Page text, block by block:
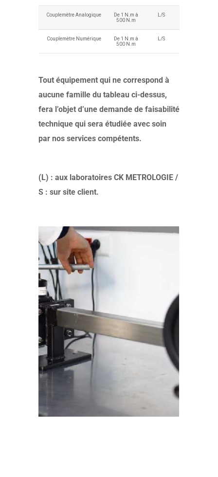
Couplemètre Analogique
De 1 N.m à
500 N.m
L/S
Couplemètre Numérique
De 1 N.m à
500 N.m
L/S
Tout équipement qui ne correspond à
aucune famille du tableau ci-dessus,
fera l’objet d’une demande de faisabilité
technique qui sera étudiée avec soin
par nos services compétents.
(L) : aux laboratoires CK METROLOGIE /
S : sur site client.